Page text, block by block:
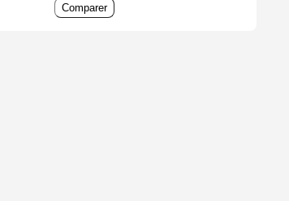
Comparer